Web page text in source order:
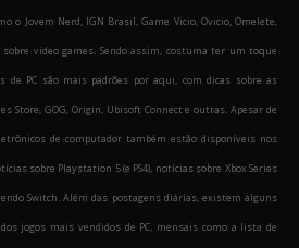
o Jovem Nerd, IGN Brasil, Game Vicio, Ovicio, Omelete,
video games. Sendo assim, costuma ter um toque
de PC são mais padrões por aqui, com dicas sobre as
Store, GOG, Origin, Ubisoft Connect e outras. Apesar de
de computador também estão disponíveis nos
sobre Playstation 5 (e PS4), notícias sobre Xbox Series
Switch. Além das postagens diárias, existem alguns
jogos mais vendidos de PC, mensais como a lista de